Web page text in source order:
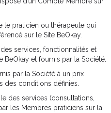
le praticien ou thérapeute qui
sur le Site BeOkay.
services, fonctionnalités et
et fournis par la Société.
par la Société à un prix
des conditions définies.
des services (consultations,
les Membres praticiens sur la